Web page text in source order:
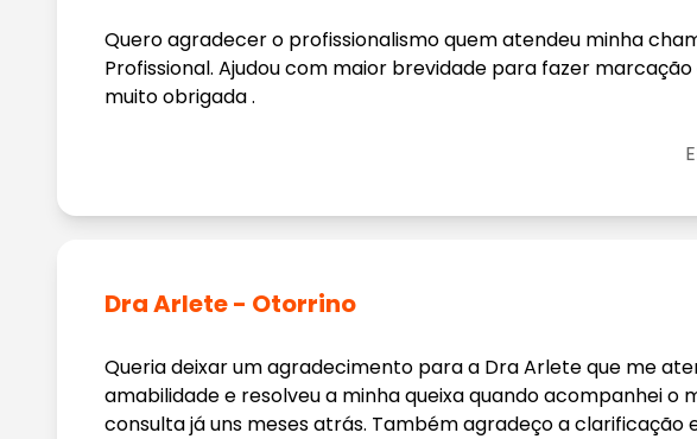
Quero agradecer o profissionalismo quem atendeu minha
Profissional. Ajudou com maior brevidade para fazer marcação
muito obrigada .
Dra Arlete - Otorrino
Queria deixar um agradecimento para a Dra Arlete que me
amabilidade e resolveu a minha queixa quando acompanhei o
consulta já uns meses atrás. Também agradeço a clarificação